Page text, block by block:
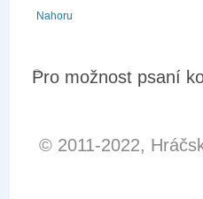
Nahoru
Pro možnost psaní
© 2011-2022,